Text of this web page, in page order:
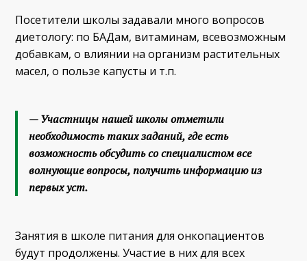
Посетители школы задавали много вопросов
диетологу: по БАДам, витаминам, всевозможным
добавкам, о влиянии на организм растительных
масел, о пользе капусты и т.п.
— Участницы нашей школы отметили
необходимость таких заданий, где есть
возможность обсудить со специалистом все
волнующие вопросы, получить информацию из
первых уст.
Занятия в школе питания для онкопациентов
будут продолжены. Участие в них для всех